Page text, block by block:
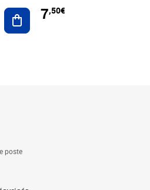
Ajouter au panier
7,50€
poste